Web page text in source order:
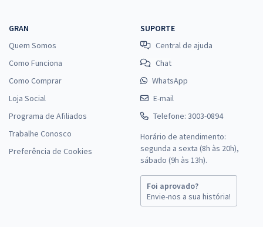
GRAN
Quem Somos
Como Funciona
Como Comprar
Loja Social
Programa de Afiliados
Trabalhe Conosco
Preferência de Cookies
SUPORTE
Central de ajuda
Chat
WhatsApp
E-mail
Telefone: 3003-0894
Horário de atendimento:
segunda a sexta (8h às 20h),
sábado (9h às 13h).
Foi aprovado?
Envie-nos a sua história!